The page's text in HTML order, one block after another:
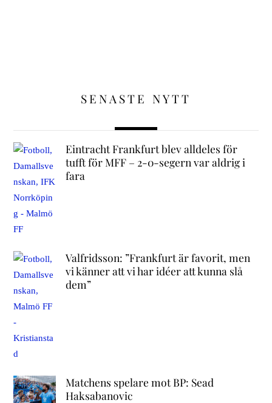
SENASTE NYTT
Eintracht Frankfurt blev alldeles för
tufft för MFF – 2-0-segern var aldrig i
fara
Valfridsson: ”Frankfurt är favorit, men
vi känner att vi har idéer att kunna slå
dem”
Matchens spelare mot BP: Sead
Haksabanovic